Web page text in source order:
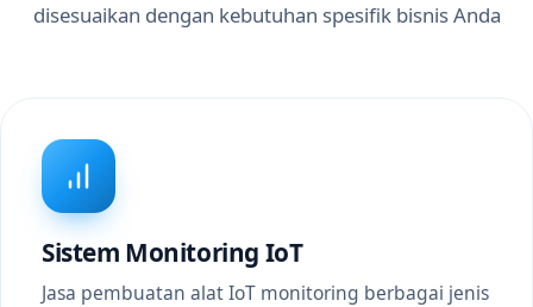
disesuaikan dengan kebutuhan spesifik bisnis Anda
Sistem Monitoring IoT
Jasa pembuatan alat IoT monitoring berbagai jenis